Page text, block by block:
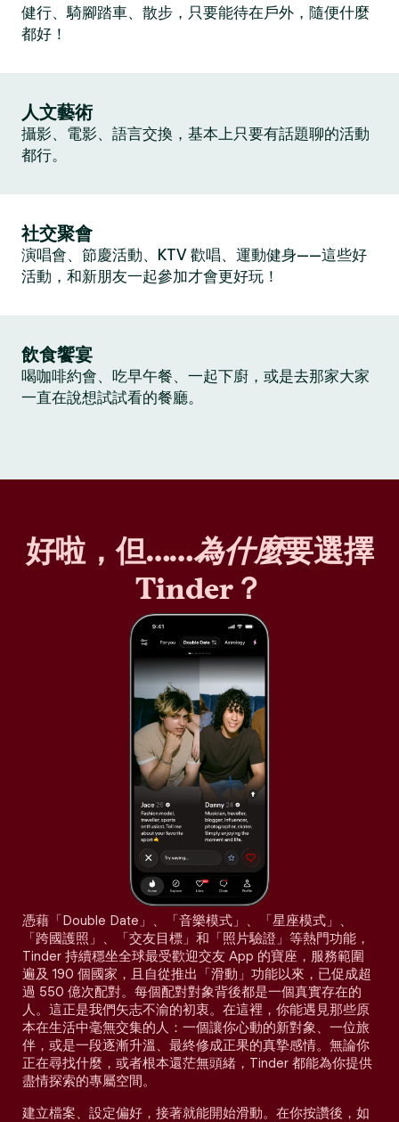
健行、騎腳踏車、散步，只要能待在戶外，隨便什麼
都好！
人文藝術
攝影、電影、語言交換，基本上只要有話題聊的活動
都行。
社交聚會
演唱會、節慶活動、KTV 歡唱、運動健身——這些好
活動，和新朋友一起參加才會更好玩！
飲食饗宴
喝咖啡約會、吃早午餐、一起下廚，或是去那家大家
一直在說想試試看的餐廳。
好啦，但……為什麼要選擇
Tinder？
憑藉「Double Date」、「音樂模式」、「星座模式」、
「跨國護照」、「交友目標」和「照片驗證」等熱門功能，
Tinder 持續穩坐全球最受歡迎交友 App 的寶座，服務範圍
遍及 190 個國家，且自從推出「滑動」功能以來，已促成超
過 550 億次配對。每個配對對象背後都是一個真實存在的
人。這正是我們矢志不渝的初衷。在這裡，你能遇見那些原
本在生活中毫無交集的人：一個讓你心動的新對象、一位旅
伴，或是一段逐漸升溫、最終修成正果的真摯感情。無論你
正在尋找什麼，或者根本還茫無頭緒，Tinder 都能為你提供
盡情探索的專屬空間。
建立檔案、設定偏好，接著就能開始滑動。在你按讚後，如